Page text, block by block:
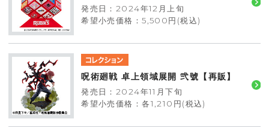
発売日：2024年12月上旬
希望小売価格：5,500円(税込)
呪術廻戦 卓上領域展開 弐號【再販】
発売日：2024年11月下旬
希望小売価格：各1,210円(税込)